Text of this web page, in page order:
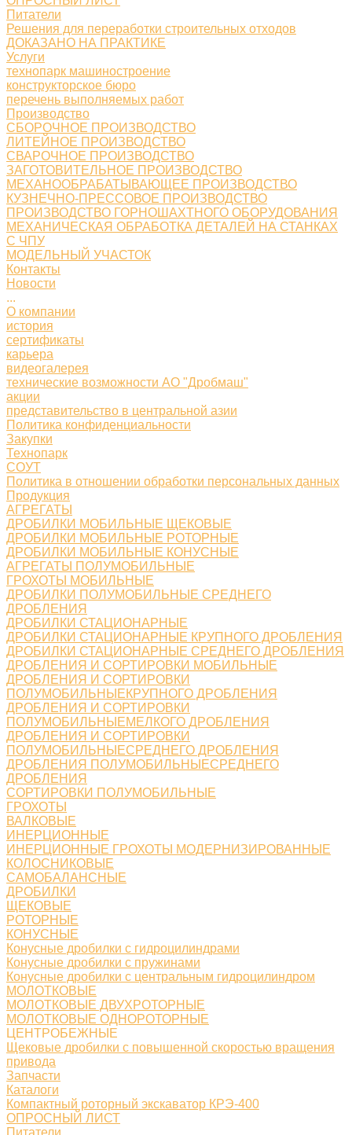
Питатели
Решения для переработки строительных отходов
ДОКАЗАНО НА ПРАКТИКЕ
Услуги
технопарк машиностроение
конструкторское бюро
перечень выполняемых работ
Производство
СБОРОЧНОЕ ПРОИЗВОДСТВО
ЛИТЕЙНОЕ ПРОИЗВОДСТВО
СВАРОЧНОЕ ПРОИЗВОДСТВО
ЗАГОТОВИТЕЛЬНОЕ ПРОИЗВОДСТВО
МЕХАНООБРАБАТЫВАЮЩЕЕ ПРОИЗВОДСТВО
КУЗНЕЧНО-ПРЕССОВОЕ ПРОИЗВОДСТВО
ПРОИЗВОДСТВО ГОРНОШАХТНОГО ОБОРУДОВАНИЯ
МЕХАНИЧЕСКАЯ ОБРАБОТКА ДЕТАЛЕЙ НА СТАНКАХ
С ЧПУ
МОДЕЛЬНЫЙ УЧАСТОК
Контакты
Новости
...
О компании
история
сертификаты
карьера
видеогалерея
технические возможности АО "Дробмаш"
акции
представительство в центральной азии
Политика конфиденциальности
Закупки
Технопарк
СОУТ
Политика в отношении обработки персональных данных
Продукция
АГРЕГАТЫ
ДРОБИЛКИ МОБИЛЬНЫЕ ЩЕКОВЫЕ
ДРОБИЛКИ МОБИЛЬНЫЕ РОТОРНЫЕ
ДРОБИЛКИ МОБИЛЬНЫЕ КОНУСНЫЕ
АГРЕГАТЫ ПОЛУМОБИЛЬНЫЕ
ГРОХОТЫ МОБИЛЬНЫЕ
ДРОБИЛКИ ПОЛУМОБИЛЬНЫЕ СРЕДНЕГО
ДРОБЛЕНИЯ
ДРОБИЛКИ СТАЦИОНАРНЫЕ
ДРОБИЛКИ СТАЦИОНАРНЫЕ КРУПНОГО ДРОБЛЕНИЯ
ДРОБИЛКИ СТАЦИОНАРНЫЕ СРЕДНЕГО ДРОБЛЕНИЯ
ДРОБЛЕНИЯ И СОРТИРОВКИ МОБИЛЬНЫЕ
ДРОБЛЕНИЯ И СОРТИРОВКИ
ПОЛУМОБИЛЬНЫЕКРУПНОГО ДРОБЛЕНИЯ
ДРОБЛЕНИЯ И СОРТИРОВКИ
ПОЛУМОБИЛЬНЫЕМЕЛКОГО ДРОБЛЕНИЯ
ДРОБЛЕНИЯ И СОРТИРОВКИ
ПОЛУМОБИЛЬНЫЕСРЕДНЕГО ДРОБЛЕНИЯ
ДРОБЛЕНИЯ ПОЛУМОБИЛЬНЫЕСРЕДНЕГО
ДРОБЛЕНИЯ
СОРТИРОВКИ ПОЛУМОБИЛЬНЫЕ
ГРОХОТЫ
ВАЛКОВЫЕ
ИНЕРЦИОННЫЕ
ИНЕРЦИОННЫЕ ГРОХОТЫ МОДЕРНИЗИРОВАННЫЕ
КОЛОСНИКОВЫЕ
САМОБАЛАНСНЫЕ
ДРОБИЛКИ
ЩЕКОВЫЕ
РОТОРНЫЕ
КОНУСНЫЕ
Конусные дробилки с гидроцилиндрами
Конусные дробилки с пружинами
Конусные дробилки с центральным гидроцилиндром
МОЛОТКОВЫЕ
МОЛОТКОВЫЕ ДВУХРОТОРНЫЕ
МОЛОТКОВЫЕ ОДНОРОТОРНЫЕ
ЦЕНТРОБЕЖНЫЕ
Щековые дробилки с повышенной скоростью вращения
привода
Запчасти
Каталоги
Компактный роторный экскаватор КРЭ-400
ОПРОСНЫЙ ЛИСТ
Питатели